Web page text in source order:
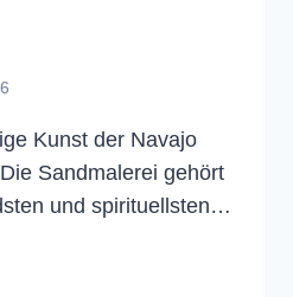
Kunst der Navajo
Sandmalerei gehört
und spirituellsten…